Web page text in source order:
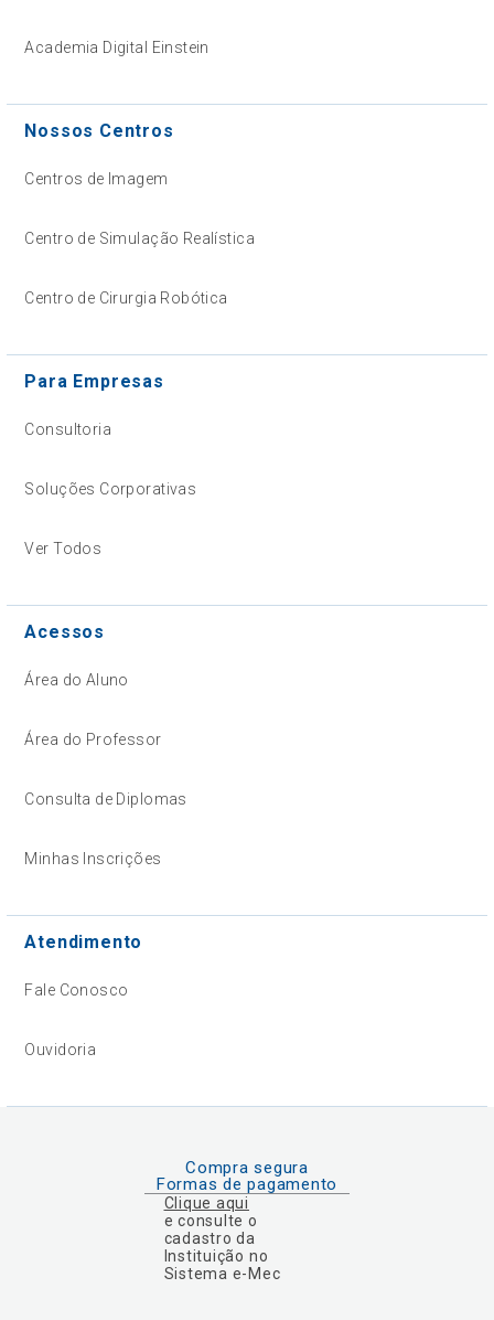
Academia Digital Einstein
Nossos Centros
Centros de Imagem
Centro de Simulação Realística
Centro de Cirurgia Robótica
Para Empresas
Consultoria
Soluções Corporativas
Ver Todos
Acessos
Área do Aluno
Área do Professor
Consulta de Diplomas
Minhas Inscrições
Atendimento
Fale Conosco
Ouvidoria
Compra segura
Formas de pagamento
Clique aqui
e consulte o
cadastro da
Instituição no
Sistema e-Mec